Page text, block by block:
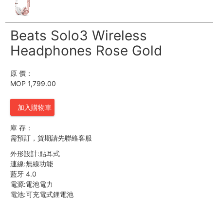
Beats Solo3 Wireless
Headphones Rose Gold
原 價：
MOP 1,799.00
加入購物車
庫 存：
需預訂，貨期請先聯絡客服
外形設計:貼耳式
連線:無線功能
藍牙 4.0
電源:電池電力
電池:可充電式鋰電池